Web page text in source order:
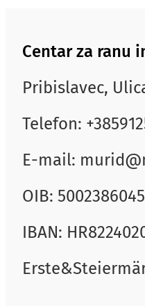
Centar za ranu
Pribislavec,
Telefon:
E-mail:
OIB:
IBAN: